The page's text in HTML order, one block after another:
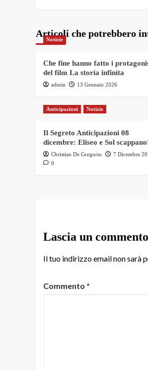
Articoli che potrebbero
Notizie
Che fine hanno fatto i
del film La storia infinita
admin 13 Gennaio 2026
Anticipazioni Notizie
Il Segreto Anticipazioni 08
dicembre: Eliseo e Sol
Christian De Gregorio
7 Dicembre
0
Lascia un commento
Il tuo indirizzo email non sarà
Commento *